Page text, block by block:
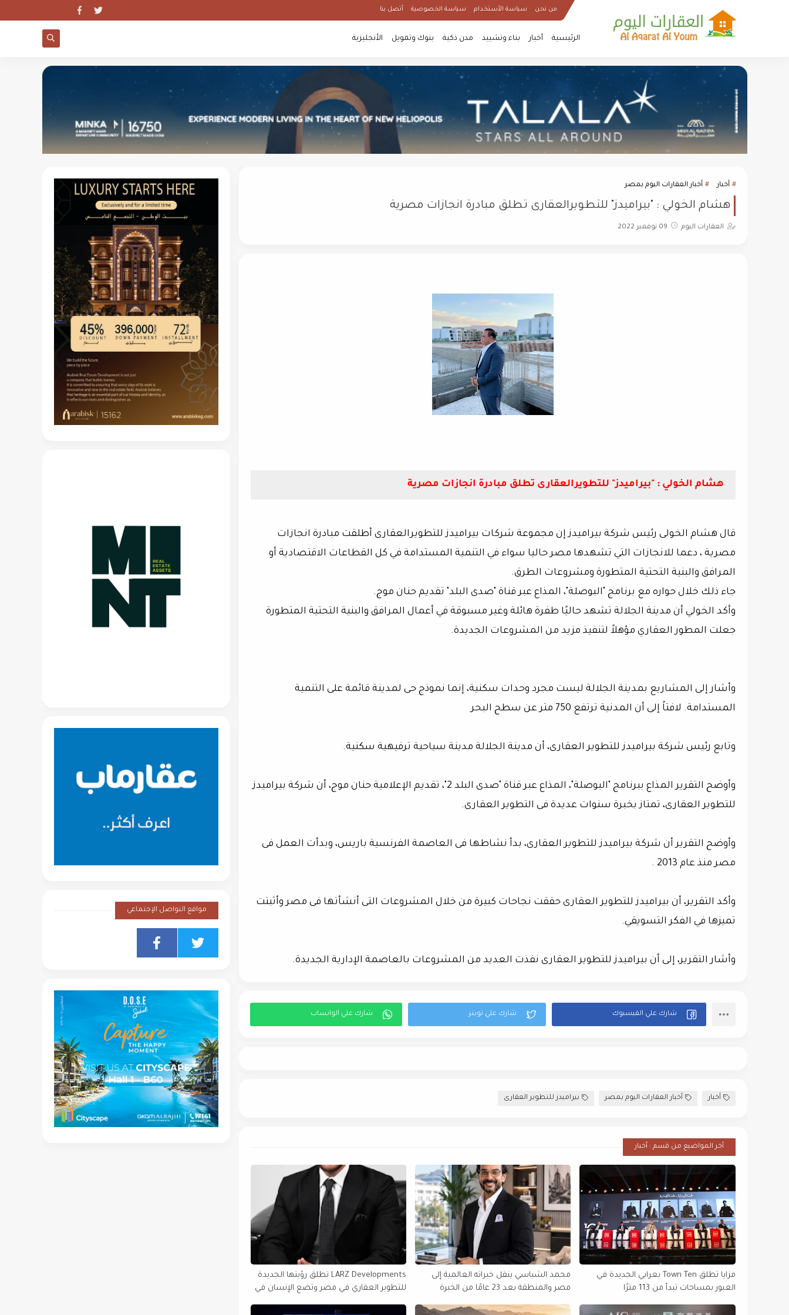
من نحن سياسة الأستخدام سياسة الخصوصية أتصل بنا
الرئيسية أخبار بناء وتشييد مدن ذكية بنوك وتمويل الأنجليزية
أخبار أخبار العقارات اليوم بمصر
هشام الخولي : "بيراميدز" للتطويرالعقارى تطلق مبادرة انجازات مصرية
العقارات اليوم 09 نوفمبر 2022
هشام الخولي : "بيراميدز" للتطويرالعقارى تطلق مبادرة انجازات مصرية
قال هشام الخولى رئيس شركة بيراميدز إن مجموعة شركات بيراميدز للتطويرالعقارى أطلقت مبادرة انجازات
مصرية ، دعما للانجازات التي تشهدها مصر حاليا سواء في التنمية المستدامة في كل القطاعات الاقتصادية أو
المرافق والبنية التحتية المتطورة ومشروعات الطرق.
جاء ذلك خلال حواره مع برنامج "البوصلة"، المذاع عبر قناة "صدى البلد" تقديم حنان موج.
وأكد الخولي أن مدينة الجلالة تشهد حاليًا طفرة هائلة وغير مسبوقة في أعمال المرافق والبنية التحتية المتطورة
جعلت المطور العقاري مؤهلاً لتنفيذ مزيد من المشروعات الجديدة.
وأشار إلى المشاريع بمدينة الجلالة ليست مجرد وحدات سكنية، إنما نموذج حى لمدينة قائمة على التنمية
المستدامة. لافتاً إلى أن المدنية ترتفع 750 متر عن سطح البحر
وتابع رئيس شركة بيراميدز للتطوير العقارى، أن مدينة الجلالة مدينة سياحية ترفيهية سكنية.
وأوضح التقرير المذاع ببرنامج "البوصلة"، المذاع عبر قناة "صدى البلد 2"، تقديم الإعلامية حنان موج، أن شركة بيراميدز
للتطوير العقارى، تمتاز بخبرة سنوات عديدة فى التطوير العقارى.
وأوضح التقرير أن شركة بيراميدز للتطوير العقارى، بدأ نشاطها فى العاصمة الفرنسية باريس، وبدأت العمل فى
مصر منذ عام 2013 .
وأكد التقرير، أن بيراميدز للتطوير العقارى حققت نجاحات كبيرة من خلال المشروعات التى أنشأتها فى مصر وأثبتت
تميزها في الفكر التسويقي.
وأشار التقرير، إلى أن بيراميدز للتطوير العقارى نفذت العديد من المشروعات بالعاصمة الإدارية الجديدة.
أخبار أخبار العقارات اليوم بمصر بيراميدز للتطوير العقارى
أخر المواضيع من قسم : أخبار
مزايا تطلق Town Ten بعرابي الجديدة في
العبور بمساحات تبدأ من 113 مترًا
محمد الشباسي ينقل خبراته العالمية إلى
مصر والمنطقة بعد 23 عامًا من الخبرة
LARZ Developments تطلق رؤيتها الجديدة
للتطوير العقاري في مصر وتضع الإنسان في
مواقع التواصل الإجتماعي